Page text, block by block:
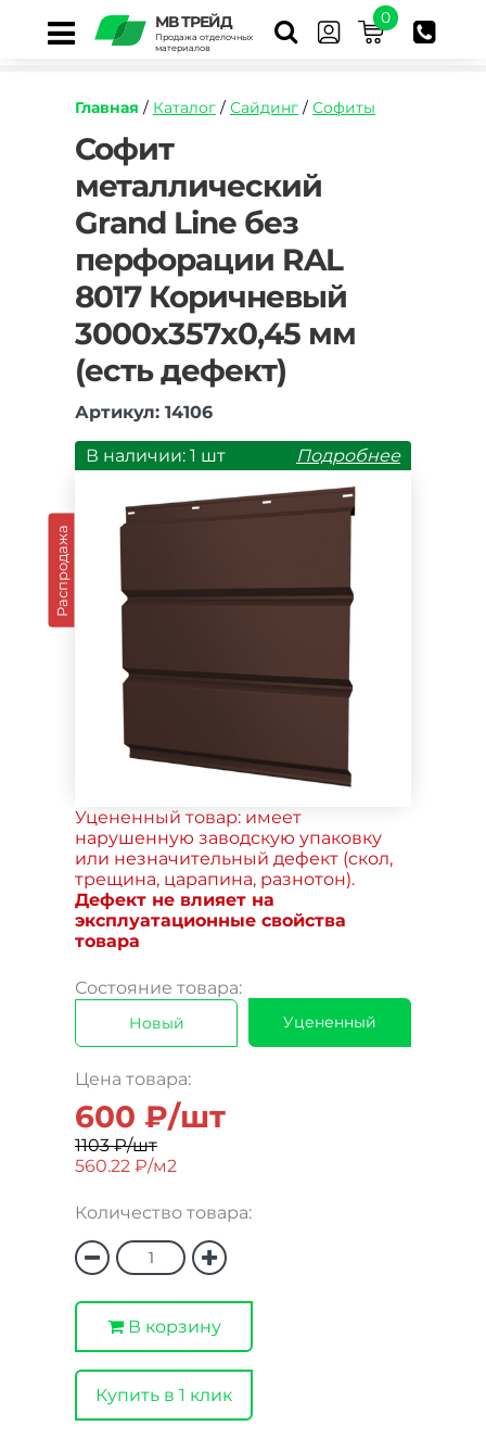
МВ ТРЕЙД
Продажа отделочных
материалов
0
Главная / Каталог / Сайдинг / Софиты
https://mvtrade.ru/images/id/normal/sofit-
metallicheskiy-
grand-
line-
bez-
perforacii-
korichnevyy-
3000mm.jpg
Софит
металлический
Grand Line без
перфорации RAL
8017 Коричневый
3000х357х0,45 мм
(есть дефект)
Артикул: 14106
Распродажа
В наличии: 1 шт Подробнее
Уцененный товар: имеет
нарушенную заводскую упаковку
или незначительный дефект (скол,
трещина, царапина, разнотон).
Дефект не влияет на
эксплуатационные свойства
товара
Состояние товара:
Новый Уцененный
Цена товара:
600 ₽/шт
1103 ₽/шт
560.22 ₽/м2
Количество товара:
В корзину
Купить в 1 клик